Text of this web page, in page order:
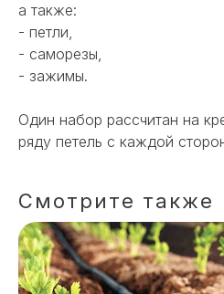
а также:
- петли,
- саморезы,
- зажимы.
Один набор рассчитан на
ряду петель с каждой
Смотрите также